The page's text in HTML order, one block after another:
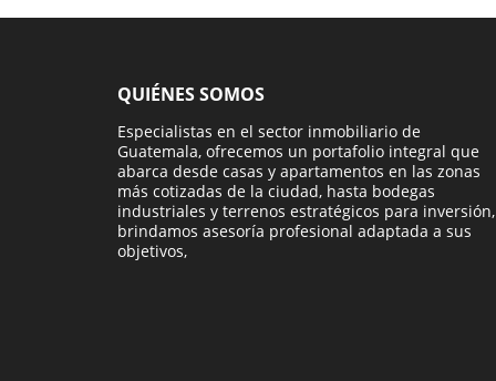
QUIÉNES SOMOS
Especialistas en el sector inmobiliario de
Guatemala, ofrecemos un portafolio integral que
abarca desde casas y apartamentos en las zonas
más cotizadas de la ciudad, hasta bodegas
industriales y terrenos estratégicos para inversión,
brindamos asesoría profesional adaptada a sus
objetivos,